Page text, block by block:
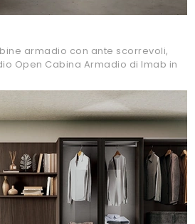
armadio con ante scorrevoli,
Open Cabina Armadio di Imab in